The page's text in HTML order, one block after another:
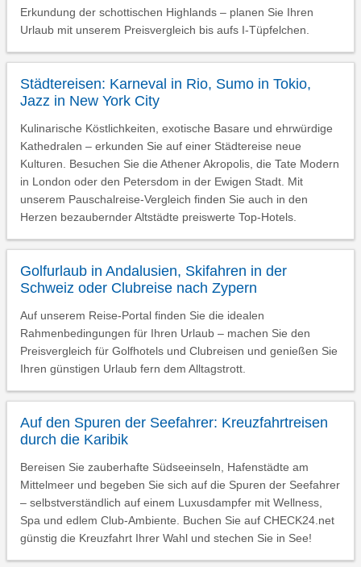
Erkundung der schottischen Highlands – planen Sie Ihren
Urlaub mit unserem Preisvergleich bis aufs I-Tüpfelchen.
Städtereisen: Karneval in Rio, Sumo in Tokio,
Jazz in New York City
Kulinarische Köstlichkeiten, exotische Basare und ehrwürdige
Kathedralen – erkunden Sie auf einer Städtereise neue
Kulturen. Besuchen Sie die Athener Akropolis, die Tate Modern
in London oder den Petersdom in der Ewigen Stadt. Mit
unserem Pauschalreise-Vergleich finden Sie auch in den
Herzen bezaubernder Altstädte preiswerte Top-Hotels.
Golfurlaub in Andalusien, Skifahren in der
Schweiz oder Clubreise nach Zypern
Auf unserem Reise-Portal finden Sie die idealen
Rahmenbedingungen für Ihren Urlaub – machen Sie den
Preisvergleich für Golfhotels und Clubreisen und genießen Sie
Ihren günstigen Urlaub fern dem Alltagstrott.
Auf den Spuren der Seefahrer: Kreuzfahrtreisen
durch die Karibik
Bereisen Sie zauberhafte Südseeinseln, Hafenstädte am
Mittelmeer und begeben Sie sich auf die Spuren der Seefahrer
– selbstverständlich auf einem Luxusdampfer mit Wellness,
Spa und edlem Club-Ambiente. Buchen Sie auf CHECK24.net
günstig die Kreuzfahrt Ihrer Wahl und stechen Sie in See!